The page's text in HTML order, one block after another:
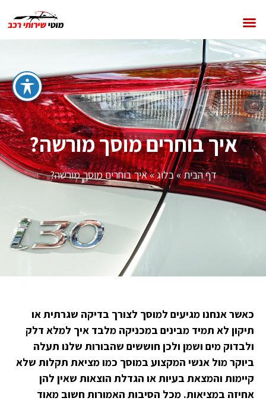
איך בוחרים מוסך מורשה?
דף הבית»בלוג»איך בוחרים מוסך מורשה?
כאשר אנחנו מגיעים למוסך לצורך בדיקה שגרתית או
תיקון לא תמיד מבינים במכניקה מלבד איך למלא דלק
ולבדוק מים ושמן ולכן חוששים שהבורות שלנו תעלה
ביוקר מול אנשי המקצוע במוסך כמו מציאת תקלות שלא
קיימות והמצאת בעיות או הגדלת הוצאות שאין להן
אחיזה במציאות. מכל הסיבות האמורות חשוב מאוד